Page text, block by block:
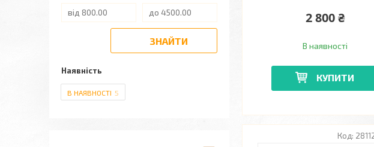
2 800 ₴
В наявності
КУПИТИ
ЗНАЙТИ
Наявність
В НАЯВНОСТІ 5